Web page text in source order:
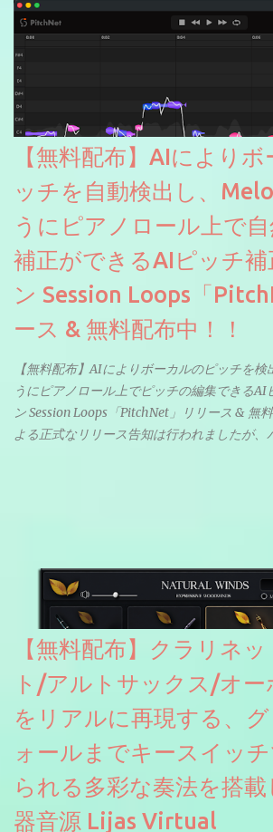
【無料配布】AIにより
ッチを自動検出し、
うにピアノロール上で
補正ができるAIピッチ補
ン Session Loops「
ース & 無料配布中！！
【無料配布】AIによりボーカルのピッチを
うにピアノロール上でピッチの編集できるAI
ン Session Loops「PitchNet」リリース & 無
よる正式なリリース告知は行われましたが、
ソースを元に設計・改良した製品のようです
【無料配布】クラリネ
ト/アルトサックス/オー
をリアルに再現する、
ォールまでキースイッチ
られる多彩な奏法を搭
器音源 Lijas Virtual